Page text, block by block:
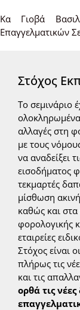
Κα Γιοβά
Επαγγελματικών
Στόχος
Το σεμινάριο
ολοκληρωμένα
αλλαγές στη
με τους
να αναδείξει
εισοδήματος
τεκμαρτές
μίσθωση
καθώς και
φορολογικής
εταιρείες
Στόχος είναι
πλήρως τις
και τις
ορθά τις